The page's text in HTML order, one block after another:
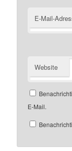
E-Mail-
Website
E-Mail.